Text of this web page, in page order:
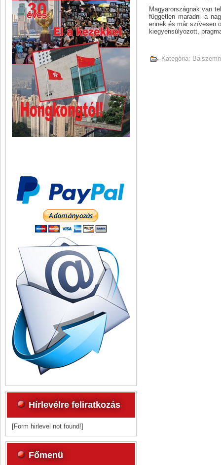
Hírlevélre feliratkozás
[Form hirlevel not found!]
Főmenü
Magyarországnak van
független maradni a
ennek és már szívesen
kiegyensúlyozott,
Kategória: